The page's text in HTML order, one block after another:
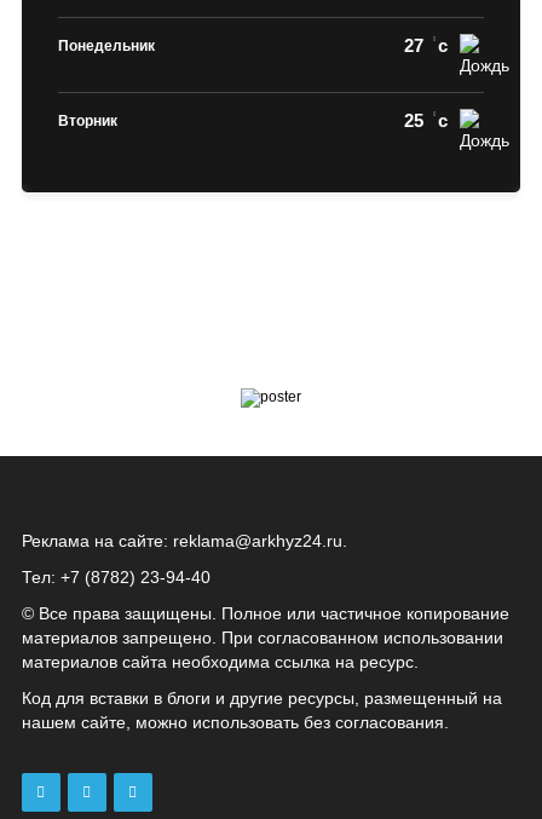
Понедельник 27 c
Вторник 25 c
Реклама на сайте: reklama@arkhyz24.ru
Тел: +7 (8782) 23‑94‑40
© Все права защищены. Полное или частичное копирование
материалов запрещено. При согласованном использовании
материалов сайта необходима ссылка на ресурс.
Код для вставки в блоги и другие ресурсы, размещенный на
нашем сайте, можно использовать без согласования.